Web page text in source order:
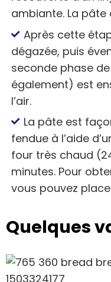
ambiante. La
Après cette
dégazée, puis
seconde phase
également) est
l’air.
La pâte est
fendue à l’aide
four très chaud
minutes. Pour
vous pouvez
Quelques